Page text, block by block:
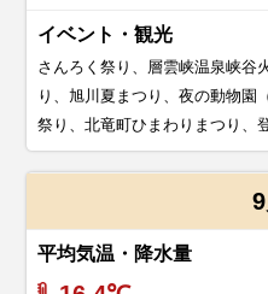
イベント・観光
さんろく祭り、層雲峡温泉峡
り、旭川夏まつり、夜の動物園
祭り、北竜町ひまわりまつり、
9
平均気温・降水量